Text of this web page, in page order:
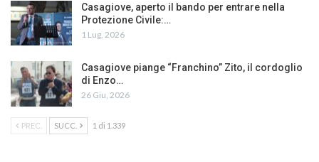
Casagiove, aperto il bando per entrare nella
Protezione Civile:…
1 Lug, 2026
Casagiove piange “Franchino” Zito, il cordoglio
di Enzo…
26 Giu, 2026
PREC. SUCC. 1 di 1.339